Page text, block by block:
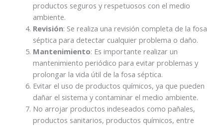
productos seguros y respetuosos con el medio
ambiente.
Revisión: Se realiza una revisión completa de la fosa
séptica para detectar cualquier problema o daño.
Mantenimiento: Es importante realizar un
mantenimiento periódico para evitar problemas y
prolongar la vida útil de la fosa séptica.
Evitar el uso de productos químicos, ya que pueden
dañar el sistema y contaminar el medio ambiente.
No arrojar productos indeseados como pañales,
productos sanitarios, productos químicos, entre